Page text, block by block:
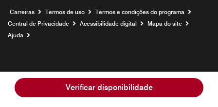
Verificar disponibilidade
Carreiras Termos de uso
Termos e condições do programa
Central de Privacidade
Acessibilidade digital
Mapa do site
Ajuda